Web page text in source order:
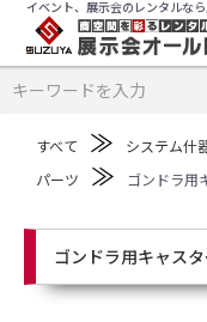
イベント、展示会のレンタルな
すべて ≫ システム什
パーツ ≫ ゴンドラ用
ゴンドラ用キャス